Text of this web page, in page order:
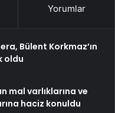
Yorumlar
Bülent Korkmaz’ın
oldu
mal varlıklarına ve
haciz konuldu